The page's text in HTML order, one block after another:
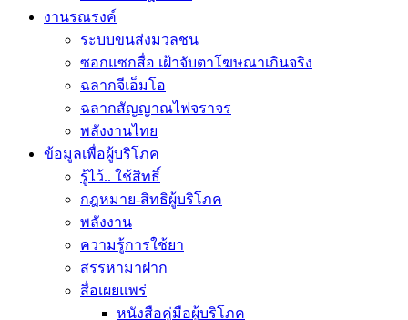
งานรณรงค์
ระบบขนส่งมวลชน
ซอกแซกสื่อ เฝ้าจับตาโฆษณาเกินจริง
ฉลากจีเอ็มโอ
ฉลากสัญญาณไฟจราจร
พลังงานไทย
ข้อมูลเพื่อผู้บริโภค
รู้ไว้.. ใช้สิทธิ์
กฎหมาย-สิทธิผู้บริโภค
พลังงาน
ความรู้การใช้ยา
สรรหามาฝาก
สื่อเผยแพร่
หนังสือคู่มือผู้บริโภค